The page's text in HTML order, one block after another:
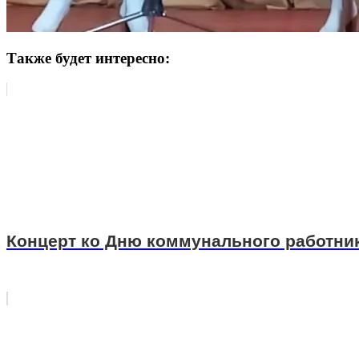
Также будет интересно:
Концерт ко Дню коммунального